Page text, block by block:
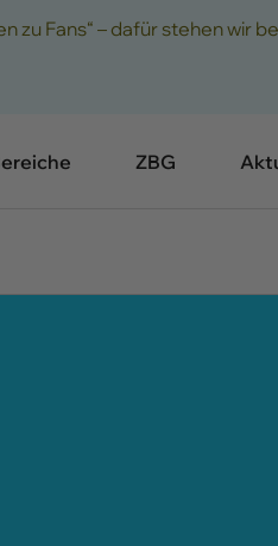
zu Fans“ – dafür stehen wir
ZBG